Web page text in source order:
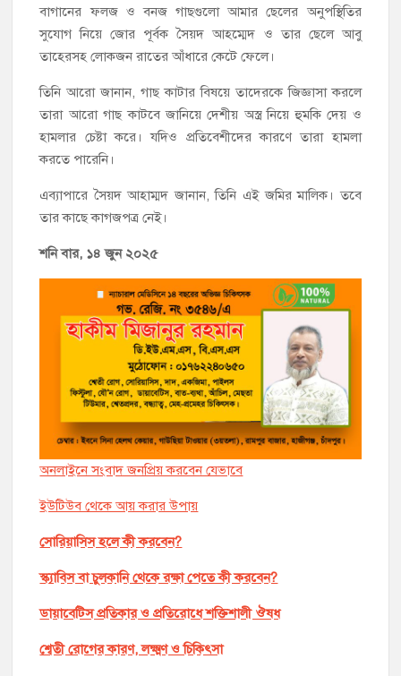
বাগানের ফলজ ও বনজ গাছগুলো আমার ছেলের অনুপস্থিতির
সুযোগ নিয়ে জোর পূর্বক সৈয়দ আহম্মেদ ও তার ছেলে আবু
তাহেরসহ লোকজন রাতের আঁধারে কেটে ফেলে।
তিনি আরো জানান, গাছ কাটার বিষয়ে তাদেরকে জিজ্ঞাসা করলে
তারা আরো গাছ কাটবে জানিয়ে দেশীয় অস্ত্র নিয়ে হুমকি দেয় ও
হামলার চেষ্টা করে। যদিও প্রতিবেশীদের কারণে তারা হামলা
করতে পারেনি।
এব্যাপারে সৈয়দ আহাম্মদ জানান, তিনি এই জমির মালিক। তবে
তার কাছে কাগজপত্র নেই।
শনি বার, ১৪ জুন ২০২৫
অনলাইনে সংবাদ জনপ্রিয় করবেন যেভাবে
ইউটিউব থেকে আয় করার উপায়
সোরিয়াসিস হলে কী করবেন?
স্ক্যাবিস বা চুলকানি থেকে রক্ষা পেতে কী করবেন?
ডায়াবেটিস প্রতিকার ও প্রতিরোধে শক্তিশালী ঔষধ
শ্বেতী রোগের কারণ, লক্ষ্মণ ও চিকিৎসা